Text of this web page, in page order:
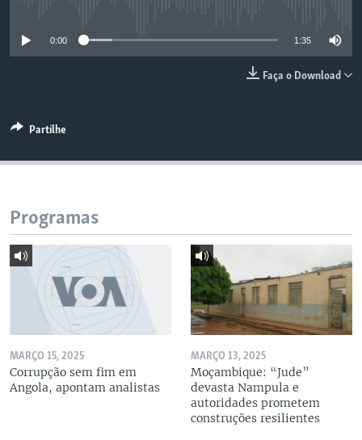
0:00 1:35
Faça o Download
Partilhe
Programas
MARÇO 15, 2025
Corrupção sem fim em
Angola, apontam analistas
MARÇO 13, 2025
Moçambique: “Jude”
devasta Nampula e
autoridades prometem
construções resilientes